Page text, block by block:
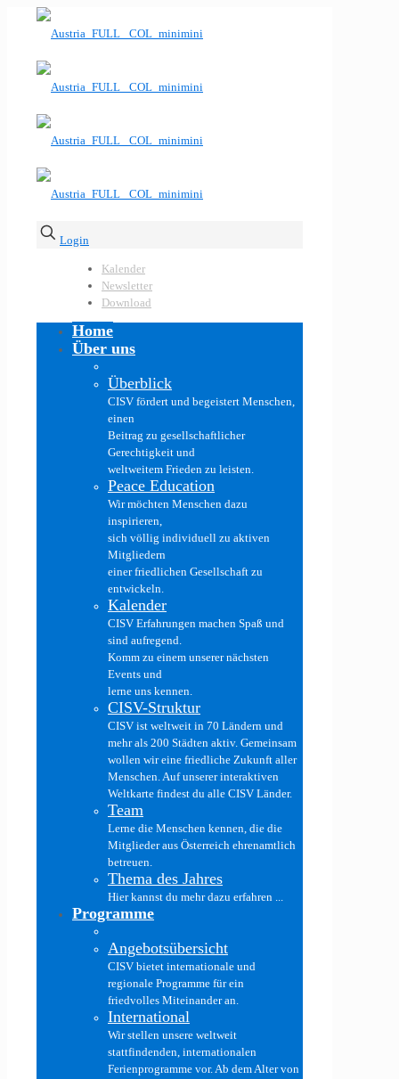
Login
Kalender
Newsletter
Download
Home
Über uns
Überblick
CISV fördert und begeistert Menschen,
einen
Beitrag zu gesellschaftlicher
Gerechtigkeit und
weltweitem Frieden zu leisten.
Peace Education
Wir möchten Menschen dazu
inspirieren,
sich völlig individuell zu aktiven
Mitgliedern
einer friedlichen Gesellschaft zu
entwickeln.
Kalender
CISV Erfahrungen machen Spaß und
sind aufregend.
Komm zu einem unserer nächsten
Events und
lerne uns kennen.
CISV-Struktur
CISV ist weltweit in 70 Ländern und
mehr als 200 Städten aktiv. Gemeinsam
wollen wir eine friedliche Zukunft aller
Menschen. Auf unserer interaktiven
Weltkarte findest du alle CISV Länder.
Team
Lerne die Menschen kennen, die die
Mitglieder aus Österreich ehrenamtlich
betreuen.
Thema des Jahres
Hier kannst du mehr dazu erfahren ...
Programme
Angebotsübersicht
CISV bietet internationale und
regionale Programme für ein
friedvolles Miteinander an.
International
Wir stellen unsere weltweit
stattfindenden, internationalen
Ferienprogramme vor. Ab dem Alter von